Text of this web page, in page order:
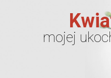
mojej